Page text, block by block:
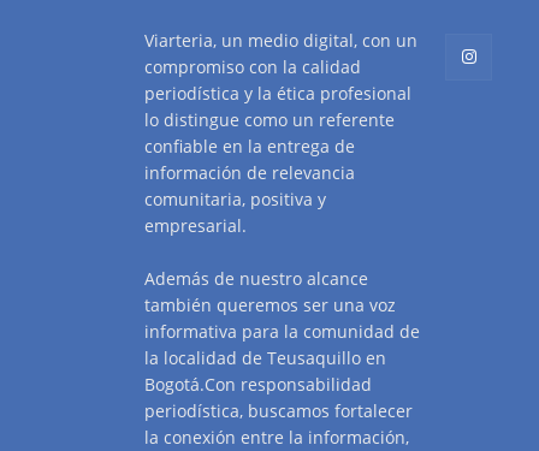
Viarteria, un medio digital, con un
compromiso con la calidad
periodística y la ética profesional
lo distingue como un referente
confiable en la entrega de
información de relevancia
comunitaria, positiva y
empresarial.
Además de nuestro alcance
también queremos ser una voz
informativa para la comunidad de
la localidad de Teusaquillo en
Bogotá.Con responsabilidad
periodística, buscamos fortalecer
la conexión entre la información,